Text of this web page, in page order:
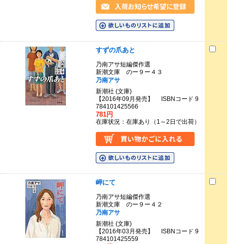
すずの爪あと
乃南アサ短編傑作選
新潮文庫 のー９ー４３
乃南アサ
新潮社 (文庫)
【2016年09月発売】 ISBNコード 9
784101425566
781円
在庫状況：在庫あり（1～2日で出荷）
岬にて
乃南アサ短編傑作選
新潮文庫 のー９ー４２
乃南アサ
新潮社 (文庫)
【2016年03月発売】 ISBNコード 9
784101425559